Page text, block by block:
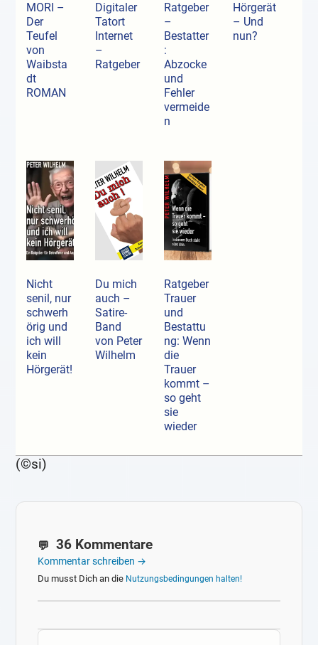
MORI –
Der
Teufel
von
Waibsta
dt
ROMAN
Digitaler
Tatort
Internet
–
Ratgeber
Ratgeber
–
Bestatter
:
Abzocke
und
Fehler
vermeide
n
Hörgerät
– Und
nun?
Nicht
senil, nur
schwerh
örig und
ich will
kein
Hörgerät!
Du mich
auch –
Satire-
Band
von Peter
Wilhelm
Ratgeber
Trauer
und
Bestattu
ng: Wenn
die
Trauer
kommt –
so geht
sie
wieder
(©si)
36 Kommentare
Kommentar schreiben →
Du musst Dich an die Nutzungsbedingungen halten!